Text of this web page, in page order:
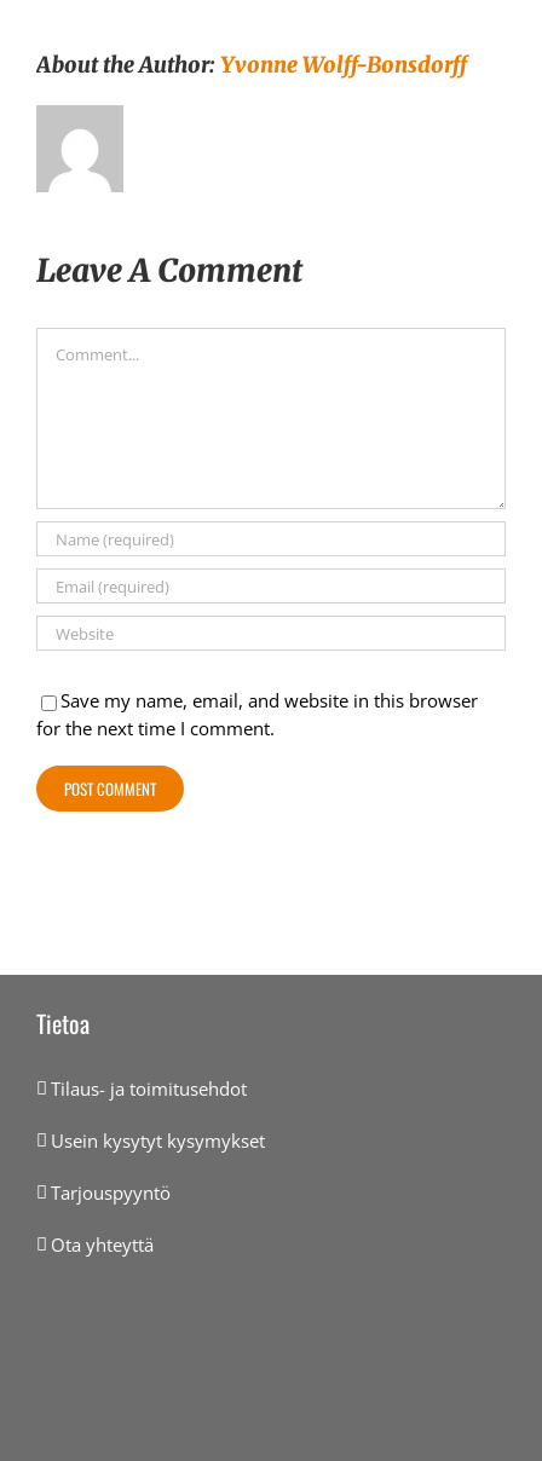
About the Author:Yvonne Wolff-Bonsdorff
Leave A Comment
Save my name, email, and website in this browser
for the next time I comment.
Tietoa
Tilaus- ja toimitusehdot
Usein kysytyt kysymykset
Tarjouspyyntö
Ota yhteyttä